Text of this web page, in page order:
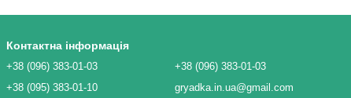
Контактна інформація
+38 (096) 383-01-03
+38 (095) 383-01-10
+38 (096) 383-01-03
gryadka.in.ua@gmail.com